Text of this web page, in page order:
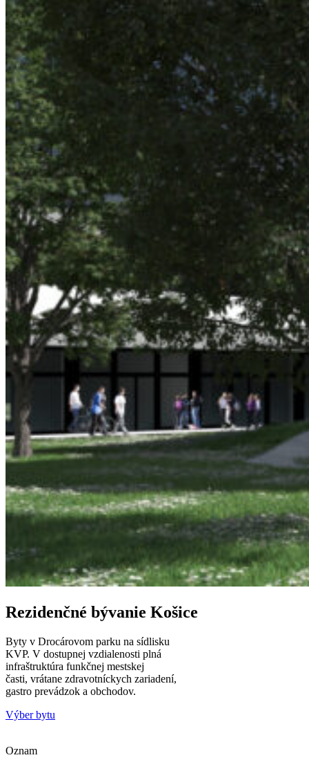
Rezidenčné bývanie Košice
Byty v Drocárovom parku na sídlisku
KVP. V dostupnej vzdialenosti plná
infraštruktúra funkčnej mestskej
časti, vrátane zdravotníckych zariadení,
gastro prevádzok a obchodov.
Výber bytu
Oznam